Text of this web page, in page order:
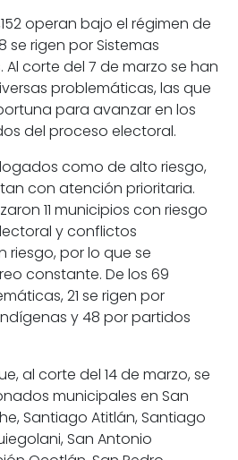
operan bajo el régimen de
se rigen por Sistemas
corte del 7 de marzo se han
problemáticas, las que
para avanzar en los
del proceso electoral.
como de alto riesgo,
con atención prioritaria.
11 municipios con riesgo
y conflictos
riesgo, por lo que se
constante. De los 69
21 se rigen por
y 48 por partidos
al corte del 14 de marzo, se
municipales en San
Santiago Atitlán, Santiago
San Antonio